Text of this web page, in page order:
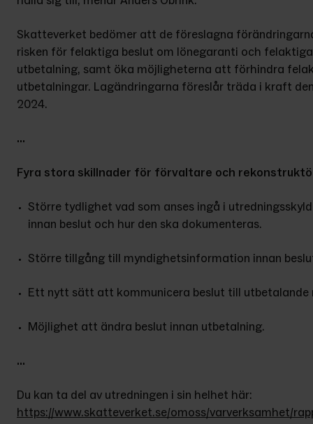
Skatteverket bedömer att de föreslagna
risken för felaktiga beslut om lönegaranti och
utbetalning, samt öka möjligheterna att förhindra
utbetalningar. Lagändringarna föreslår träda i kraft
2024.
...
Fyra stora skillnader för förvaltare och
Större tydlighet vad som anses ingå i
innan beslut och hur den ska dokumenteras.
Större tillgång till myndighetsinformation innan
Ett nytt sätt att kommunicera beslut till utbetalande
Möjlighet att ändra beslut innan utbetalning.
...
https://www.skatteverket.se/omoss/varverksamhet/